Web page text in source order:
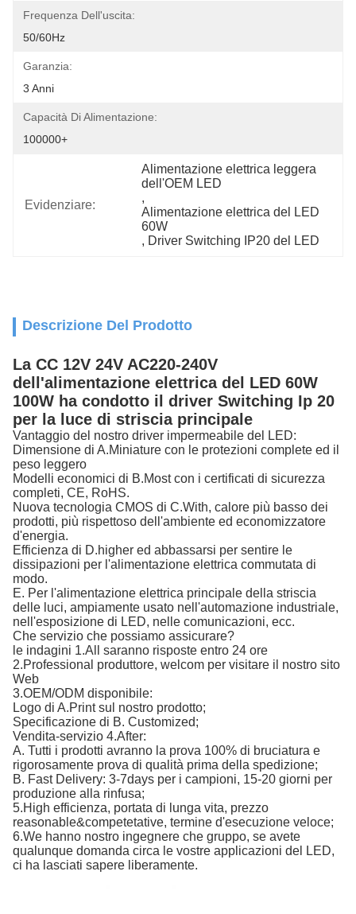
Frequenza Dell'uscita:
50/60Hz
Garanzia:
3 Anni
Capacità Di Alimentazione:
100000+
Evidenziare:
Alimentazione elettrica leggera
dell'OEM LED
,
Alimentazione elettrica del LED
60W
, Driver Switching IP20 del LED
Descrizione Del Prodotto
La CC 12V 24V AC220-240V
dell'alimentazione elettrica del LED 60W
100W ha condotto il driver Switching Ip 20
per la luce di striscia principale
Vantaggio del nostro driver impermeabile del LED:
Dimensione di A.Miniature con le protezioni complete ed il
peso leggero
Modelli economici di B.Most con i certificati di sicurezza
completi, CE, RoHS.
Nuova tecnologia CMOS di C.With, calore più basso dei
prodotti, più rispettoso dell'ambiente ed economizzatore
d'energia.
Efficienza di D.higher ed abbassarsi per sentire le
dissipazioni per l'alimentazione elettrica commutata di
modo.
E. Per l'alimentazione elettrica principale della striscia
delle luci, ampiamente usato nell'automazione industriale,
nell'esposizione di LED, nelle comunicazioni, ecc.
Che servizio che possiamo assicurare?
le indagini 1.All saranno risposte entro 24 ore
2.Professional produttore, welcom per visitare il nostro sito
Web
3.OEM/ODM disponibile:
Logo di A.Print sul nostro prodotto;
Specificazione di B. Customized;
Vendita-servizio 4.After:
A. Tutti i prodotti avranno la prova 100% di bruciatura e
rigorosamente prova di qualità prima della spedizione;
B. Fast Delivery: 3-7days per i campioni, 15-20 giorni per
produzione alla rinfusa;
5.High efficienza, portata di lunga vita, prezzo
reasonable&competetative, termine d'esecuzione veloce;
6.We hanno nostro ingegnere che gruppo, se avete
qualunque domanda circa le vostre applicazioni del LED,
ci ha lasciati sapere liberamente.